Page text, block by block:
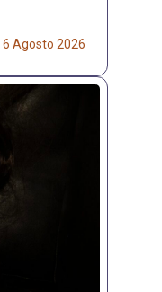
6 Agosto 2026